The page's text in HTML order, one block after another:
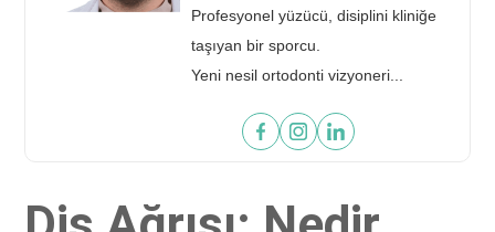
60 saniyede yeni gülüşünü gör!
FOTOĞRAFINI GÖNDER
Profesyonel yüzücü, disiplini kliniğe
taşıyan bir sporcu.
Yeni nesil ortodonti vizyoneri...